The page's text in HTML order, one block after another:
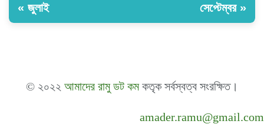
« জুলাই সেপ্টেম্বর »
© ২০২২ আমাদের রামু ডট কমকতৃক সর্বস্বত্ব সংরক্ষিত।
amader.ramu@gmail.com